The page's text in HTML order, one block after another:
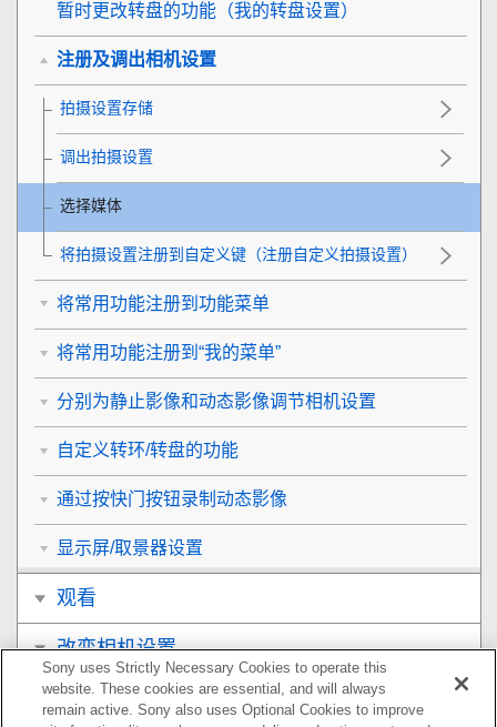
暂时更改转盘的功能（我的转盘设置）
注册及调出相机设置
拍摄设置存储
调出拍摄设置
选择媒体
将拍摄设置注册到自定义键（注册自定义拍摄设置）
将常用功能注册到功能菜单
将常用功能注册到“我的菜单”
分别为静止影像和动态影像调节相机设置
自定义转环/转盘的功能
通过按快门按钮录制动态影像
显示屏/取景器设置
观看
改变相机设置
在智能手机上可用的功能
Sony uses Strictly Necessary Cookies to operate this
website. These cookies are essential, and will always
remain active. Sony also uses Optional Cookies to improve